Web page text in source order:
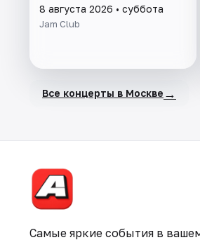
8 августа 2026 • суббота
Jam Club
Все концерты в Москве →
Самые яркие события в